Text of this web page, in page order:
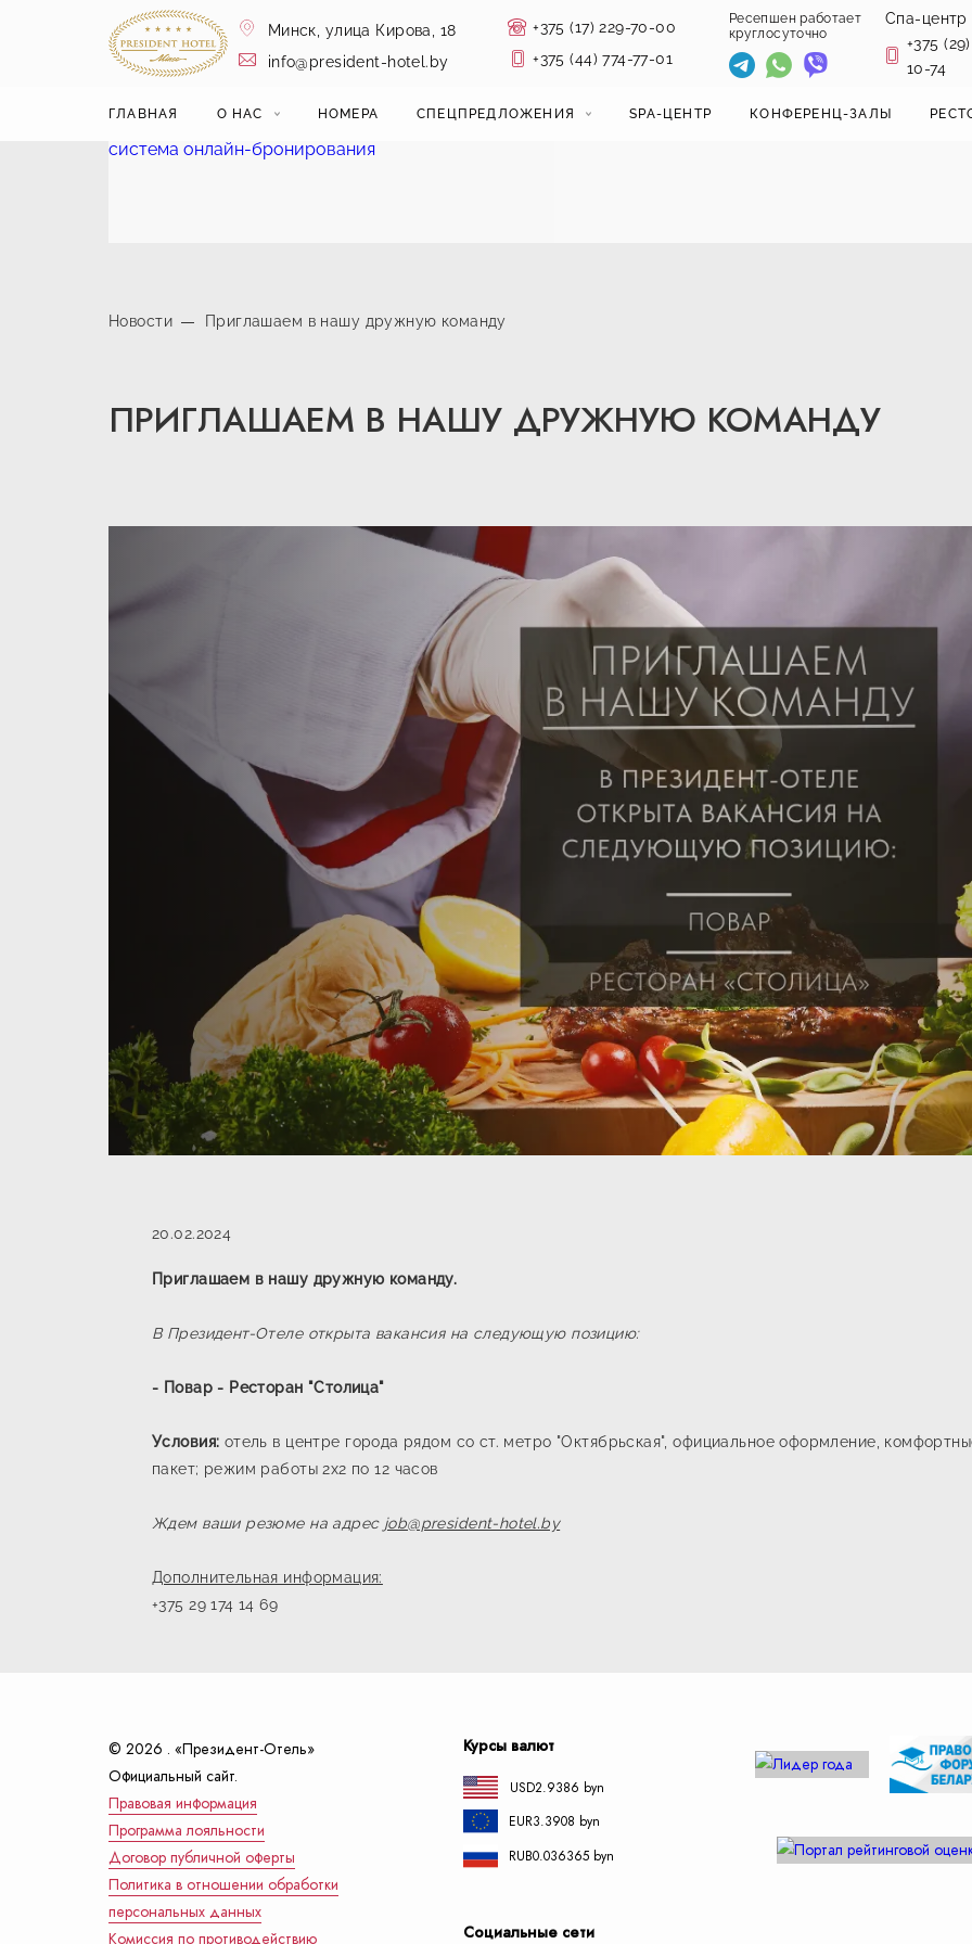
Минск, улица Кирова, 18
info@president-hotel.by
+375 (17) 229-70-00
+375 (44) 774-77-01
Ресепшен работает
круглосуточно
Спа-центр
+375
10-74
ГЛАВНАЯ О НАС НОМЕРА СПЕЦПРЕДЛОЖЕНИЯ SPA-ЦЕНТР КОНФЕРЕНЦ-ЗАЛЫ
система онлайн-бронирования
Новости Приглашаем в нашу дружную команду
ПРИГЛАШАЕМ В НАШУ ДРУЖНУЮ КОМАНДУ
20.02.2024
Приглашаем в нашу дружную команду.
ВПрезидент-Отеле открыта вакансия на следующую позицию:
- Повар - Ресторан "Столица"
Условия: отель в центре города рядом со ст. метро "Октябрьская", официальное оформление,
пакет; режим работы 2х2 по 12 часов
Ждем ваши резюме на адрес job@president-hotel.by
Дополнительная информация:
+375 29 174 14 69
© 2026 . «Президент-Отель»
Официальный сайт.
Правовая информация
Программа лояльности
Договор публичной оферты
Политика в отношении обработки
персональных данных
Комиссия по противодействию
Курсы валют
USD2.9386 byn
EUR3.3908 byn
RUB0.036365 byn
Социальные сети